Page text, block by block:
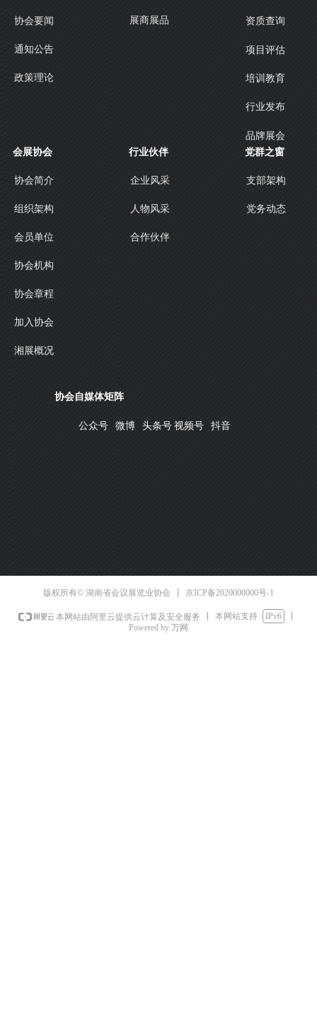
协会要闻
通知公告
政策理论
展商展品 资质查询
项目评估
培训教育
行业发布
品牌展会
协会简介
组织架构
会员单位
协会机构
协会章程
加入协会
湘展概况
会展协会
企业风采
人物风采
合作伙伴
行业伙伴
支部架构
党务动态
党群之窗
协会自媒体矩阵
公众号 微博 头条号 视频号 抖音
版权所有© 湖南省会议展览业协会 京ICP备2020000000号-1
本网站由阿里云提供云计算及安全服务 本网站支持
IPv6
Powered by 万网